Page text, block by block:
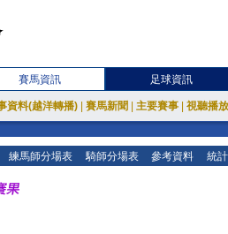
賽馬資訊 足球資訊
資料(越洋轉播) 賽馬新聞 主要賽事 視聽播
練馬師分場表 騎師分場表 參考資料 統